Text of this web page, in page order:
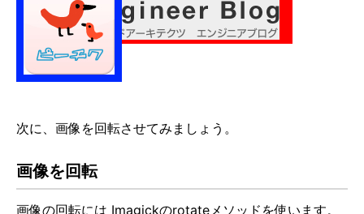
次に、画像を回転させてみましょう。
画像を回転
画像の回転には Imagickのrotateメソッドを使います。